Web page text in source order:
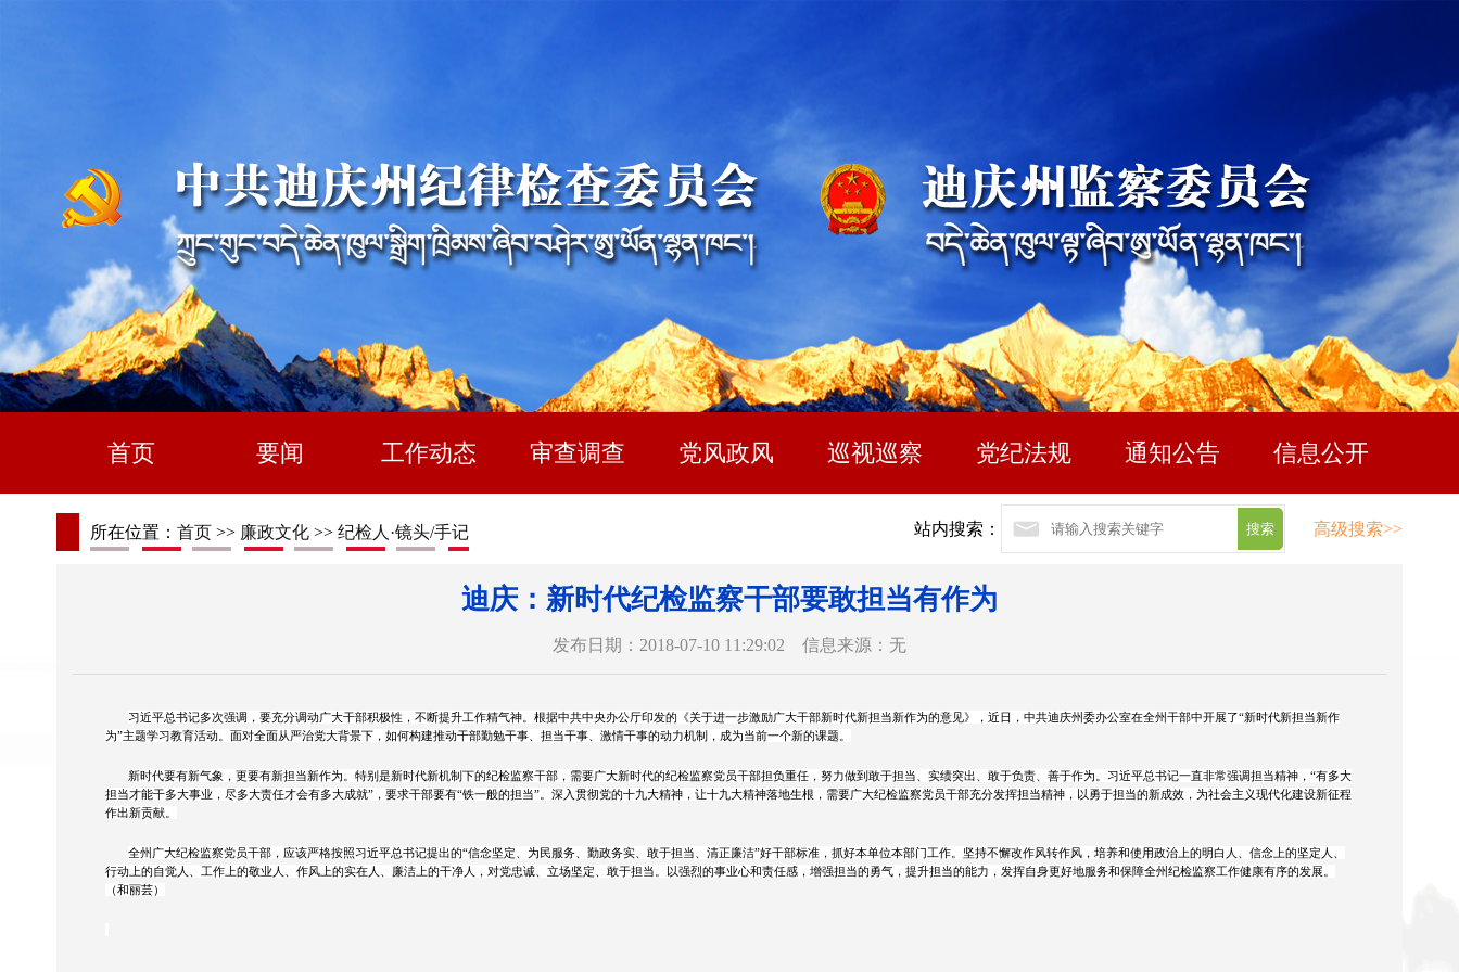
首页 要闻 工作动态 审查调查 党风政风 巡视巡察 党纪法规 通知公告 信息公开
所在位置： 首页 >> 廉政文化 >> 纪检人·镜头/手记 站内搜索： 高级搜索>>
迪庆：新时代纪检监察干部要敢担当有作为
发布日期：2018-07-10 11:29:02 信息来源：无
习近平总书记多次强调，要充分调动广大干部积极性，不断提升工作精气神。根据中共中央办公厅印发的《关于进一步激励广大干部新时代新担当新作为的意见》，近日，中共迪庆州委办公室在全州干部中开展了“新时代新担当新作
为”主题学习教育活动。面对全面从严治党大背景下，如何构建推动干部勤勉干事、担当干事、激情干事的动力机制，成为当前一个新的课题。
新时代要有新气象，更要有新担当新作为。特别是新时代新机制下的纪检监察干部，需要广大新时代的纪检监察党员干部担负重任，努力做到敢于担当、实绩突出、敢于负责、善于作为。习近平总书记一直非常强调担当精神，“有多大
担当才能干多大事业，尽多大责任才会有多大成就”，要求干部要有“铁一般的担当”。深入贯彻党的十九大精神，让十九大精神落地生根，需要广大纪检监察党员干部充分发挥担当精神，以勇于担当的新成效，为社会主义现代化建设新征程
作出新贡献。
全州广大纪检监察党员干部，应该严格按照习近平总书记提出的“信念坚定、为民服务、勤政务实、敢于担当、清正廉洁”好干部标准，抓好本单位本部门工作。坚持不懈改作风转作风，培养和使用政治上的明白人、信念上的坚定人、
行动上的自觉人、工作上的敬业人、作风上的实在人、廉洁上的干净人，对党忠诚、立场坚定、敢于担当。以强烈的事业心和责任感，增强担当的勇气，提升担当的能力，发挥自身更好地服务和保障全州纪检监察工作健康有序的发展。
（和丽芸）